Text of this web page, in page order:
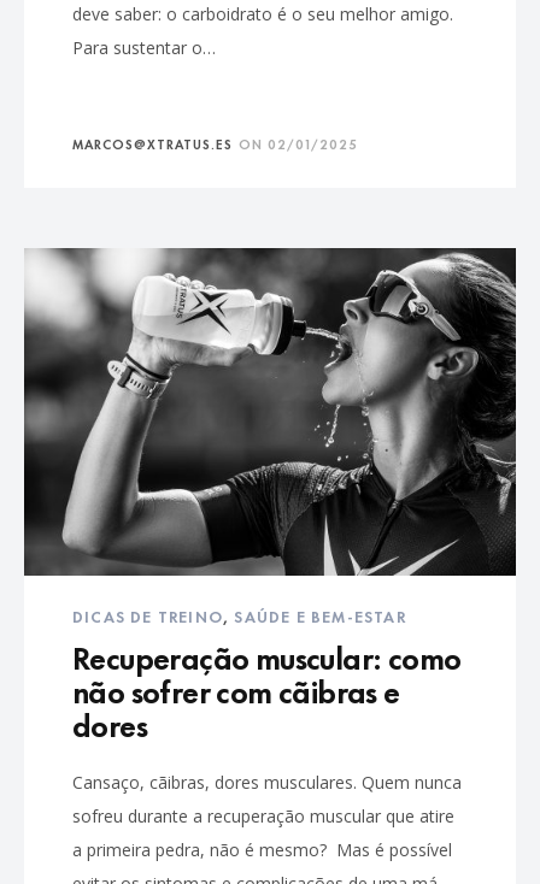
deve saber: o carboidrato é o seu melhor amigo.
Para sustentar o…
MARCOS@XTRATUS.ES ON 02/01/2025
DICAS DE TREINO, SAÚDE E BEM-ESTAR
Recuperação muscular: como
não sofrer com cãibras e
dores
Cansaço, cãibras, dores musculares. Quem nunca
sofreu durante a recuperação muscular que atire
a primeira pedra, não é mesmo? Mas é possível